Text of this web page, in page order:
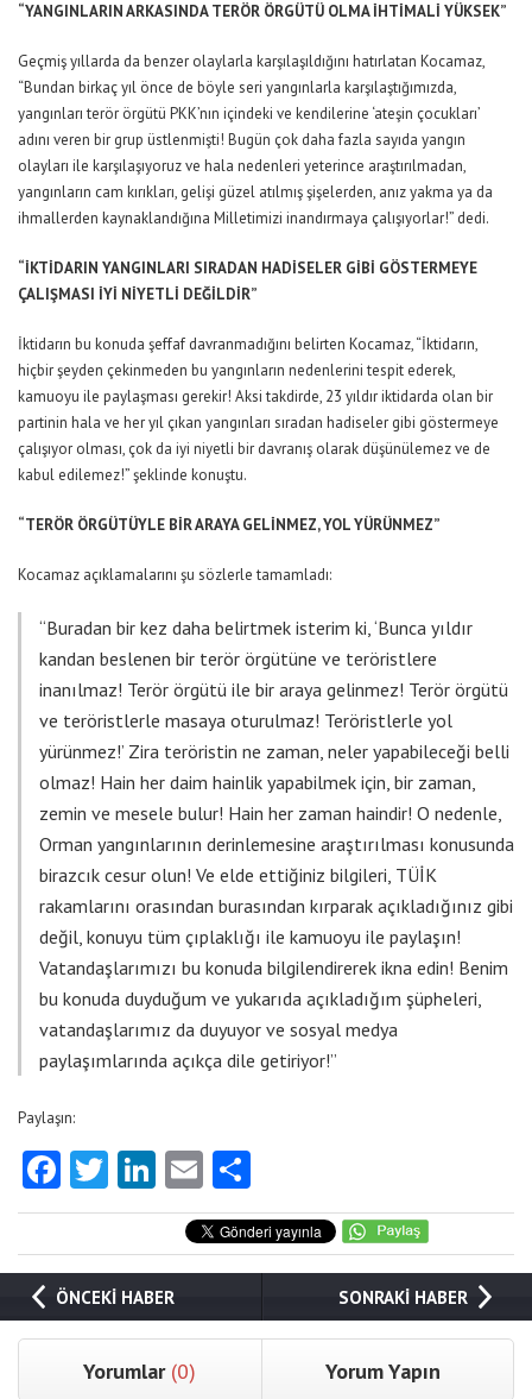
“YANGINLARIN ARKASINDA TERÖR ÖRGÜTÜ OLMA İHTİMALİ YÜKSEK”
Geçmiş yıllarda da benzer olaylarla karşılaşıldığını hatırlatan Kocamaz,
“Bundan birkaç yıl önce de böyle seri yangınlarla karşılaştığımızda,
yangınları terör örgütü PKK’nın içindeki ve kendilerine ‘ateşin çocukları’
adını veren bir grup üstlenmişti! Bugün çok daha fazla sayıda yangın
olayları ile karşılaşıyoruz ve hala nedenleri yeterince araştırılmadan,
yangınların cam kırıkları, gelişi güzel atılmış şişelerden, anız yakma ya da
ihmallerden kaynaklandığına Milletimizi inandırmaya çalışıyorlar!” dedi.
“İKTİDARIN YANGINLARI SIRADAN HADİSELER GİBİ GÖSTERMEYE
ÇALIŞMASI İYİ NİYETLİ DEĞİLDİR”
İktidarın bu konuda şeffaf davranmadığını belirten Kocamaz, “İktidarın,
hiçbir şeyden çekinmeden bu yangınların nedenlerini tespit ederek,
kamuoyu ile paylaşması gerekir! Aksi takdirde, 23 yıldır iktidarda olan bir
partinin hala ve her yıl çıkan yangınları sıradan hadiseler gibi göstermeye
çalışıyor olması, çok da iyi niyetli bir davranış olarak düşünülemez ve de
kabul edilemez!” şeklinde konuştu.
“TERÖR ÖRGÜTÜYLE BİR ARAYA GELİNMEZ, YOL YÜRÜNMEZ”
Kocamaz açıklamalarını şu sözlerle tamamladı:
“Buradan bir kez daha belirtmek isterim ki, ‘Bunca yıldır
kandan beslenen bir terör örgütüne ve teröristlere
inanılmaz! Terör örgütü ile bir araya gelinmez! Terör örgütü
ve teröristlerle masaya oturulmaz! Teröristlerle yol
yürünmez!’ Zira teröristin ne zaman, neler yapabileceği belli
olmaz! Hain her daim hainlik yapabilmek için, bir zaman,
zemin ve mesele bulur! Hain her zaman haindir! O nedenle,
Orman yangınlarının derinlemesine araştırılması konusunda
birazcık cesur olun! Ve elde ettiğiniz bilgileri, TÜİK
rakamlarını orasından burasından kırparak açıkladığınız gibi
değil, konuyu tüm çıplaklığı ile kamuoyu ile paylaşın!
Vatandaşlarımızı bu konuda bilgilendirerek ikna edin! Benim
bu konuda duyduğum ve yukarıda açıkladığım şüpheleri,
vatandaşlarımız da duyuyor ve sosyal medya
paylaşımlarında açıkça dile getiriyor!”
Paylaşın:
Facebook
Twitter
LinkedIn
Email
ÖNCEKİ HABER SONRAKİ HABER
Yorumlar (0) Yorum Yapın